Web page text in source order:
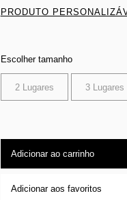
PRODUTO
Escolher tamanho
2 Lugares 3 Lugares
Adicionar ao carrinho
Adicionar aos favoritos